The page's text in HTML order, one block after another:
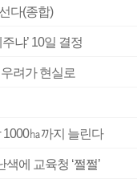
다(종합)
냐’ 10일 결정
려가 현실로
1000㏊까지 늘린다
에 교육청 ‘쩔쩔’